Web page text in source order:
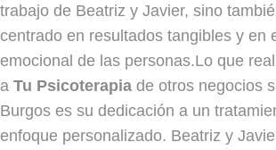
trabajo de Beatriz y Javier, sino
centrado en resultados tangibles y en
emocional de las personas.Lo que
a Tu Psicoterapia de otros negocios
Burgos es su dedicación a un
enfoque personalizado. Beatriz y